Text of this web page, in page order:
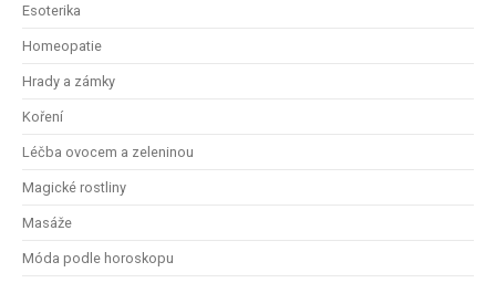
Esoterika
Homeopatie
Hrady a zámky
Koření
Léčba ovocem a zeleninou
Magické rostliny
Masáže
Móda podle horoskopu